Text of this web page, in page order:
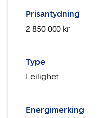
Prisantydning
2 850 000 kr
Type
Leilighet
Energimerking